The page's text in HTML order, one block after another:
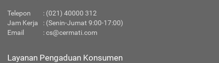
Telepon : (021) 40000 312
Jam Kerja
: (Senin-Jumat 9:00-17:00)
Email
:cs@cermati.com
Layanan Pengaduan Konsumen